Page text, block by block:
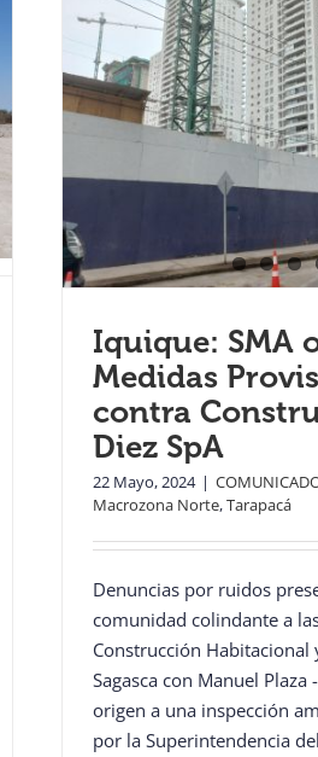
Iquique: SMA
Medidas
contra
Diez SpA
22 Mayo, 2024 |
Macrozona Norte,Tarapacá
Denuncias por ruidos
comunidad colindante a
Construcción Habitacional
Sagasca con Manuel
origen a una inspección
por la Superintendencia